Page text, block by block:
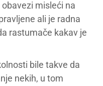
misleći na
ali je radna
rastumače kakav je
bile takve da
nekih, u tom